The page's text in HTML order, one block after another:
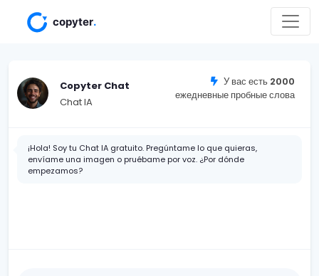
Copyter Chat
Chat IA
У вас есть 2000
ежедневные пробные слова
¡Hola! Soy tu Chat IA gratuito. Pregúntame lo que quieras,
envíame una imagen o pruébame por voz. ¿Por dónde
empezamos?